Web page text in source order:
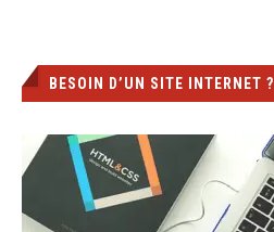
BESOIN D’UN SITE INTERNET ?